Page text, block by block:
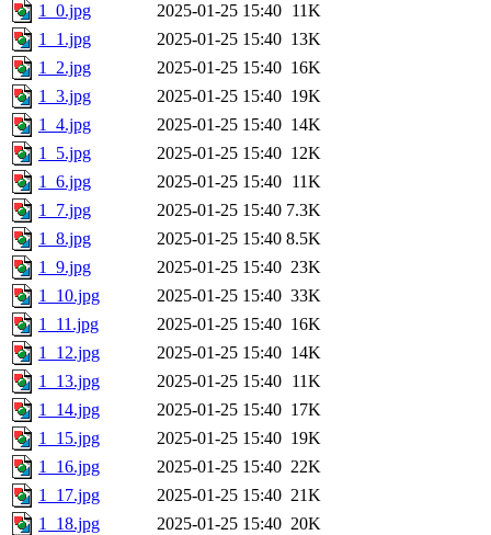
1_0.jpg
2025-01-25 15:40 11K
1_1.jpg
2025-01-25 15:40 13K
1_2.jpg
2025-01-25 15:40 16K
1_3.jpg
2025-01-25 15:40 19K
1_4.jpg
2025-01-25 15:40 14K
1_5.jpg
2025-01-25 15:40 12K
1_6.jpg
2025-01-25 15:40 11K
1_7.jpg
2025-01-25 15:40 7.3K
1_8.jpg
2025-01-25 15:40 8.5K
1_9.jpg
2025-01-25 15:40 23K
1_10.jpg
2025-01-25 15:40 33K
1_11.jpg
2025-01-25 15:40 16K
1_12.jpg
2025-01-25 15:40 14K
1_13.jpg
2025-01-25 15:40 11K
1_14.jpg
2025-01-25 15:40 17K
1_15.jpg
2025-01-25 15:40 19K
1_16.jpg
2025-01-25 15:40 22K
1_17.jpg
2025-01-25 15:40 21K
1_18.jpg
2025-01-25 15:40 20K